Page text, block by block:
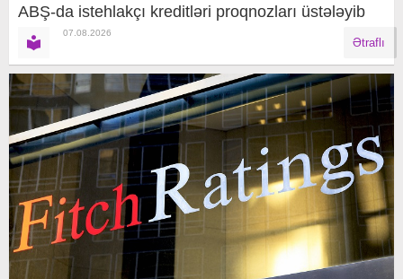
ABŞ-da istehlakçı kreditləri proqnozları üstələyib
07.08.2026
Ətraflı